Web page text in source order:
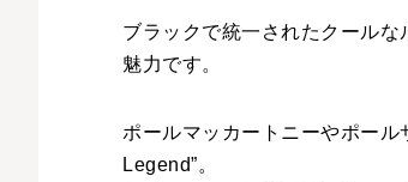
ブラックで統一されたクール
魅力です。
ポールマッカートニーやポー
Legend”。